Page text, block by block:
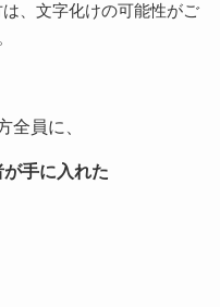
、文字化けの可能性がご
全員に、
手に入れた